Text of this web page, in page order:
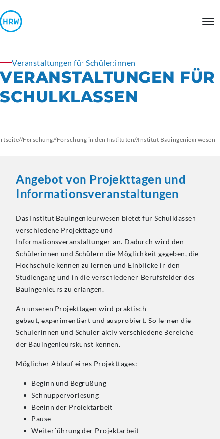
Veranstaltungen für Schüler:innen
VERANSTALTUNGEN FÜR
SCHULKLASSEN
//Forschung//Forschung in den Instituten//Institut Bauingenieurwesen
Angebot von Projekttagen und
Informationsveranstaltungen
Das Institut Bauingenieurwesen bietet für Schulklassen
verschiedene Projekttage und
Informationsveranstaltungen an. Dadurch wird den
Schülerinnen und Schülern die Möglichkeit gegeben, die
Hochschule kennen zu lernen und Einblicke in den
Studiengang und in die verschiedenen Berufsfelder des
Bauingenieurs zu erlangen.
An unseren Projekttagen wird praktisch
gebaut, experimentiert und ausprobiert. So lernen die
Schülerinnen und Schüler aktiv verschiedene Bereiche
der Bauingenieurskunst kennen.
Möglicher Ablauf eines Projekttages:
Beginn und Begrüßung
Schnuppervorlesung
Beginn der Projektarbeit
Pause
Weiterführung der Projektarbeit